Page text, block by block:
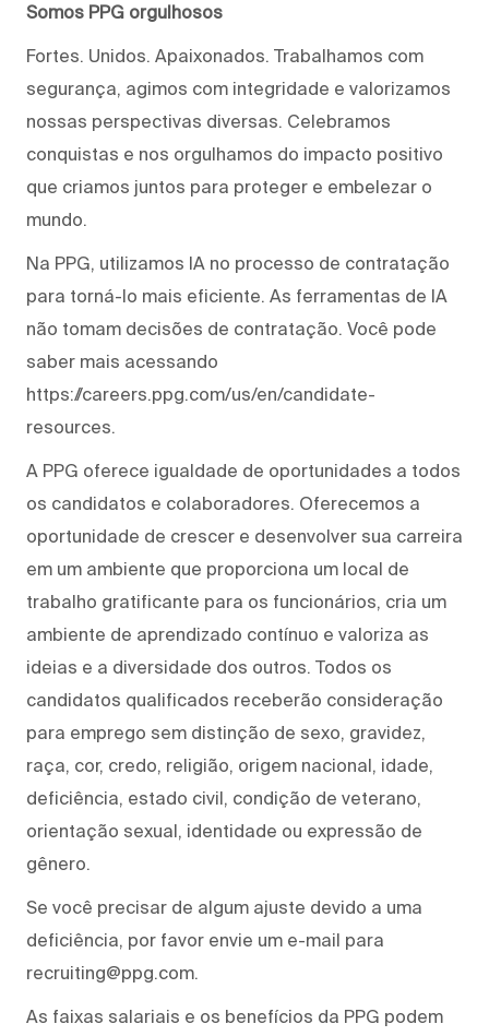
Somos PPG orgulhosos
Fortes. Unidos. Apaixonados. Trabalhamos com
segurança, agimos com integridade e valorizamos
nossas perspectivas diversas. Celebramos
conquistas e nos orgulhamos do impacto positivo
que criamos juntos para proteger e embelezar o
mundo.
Na PPG, utilizamos IA no processo de contratação
para torná-lo mais eficiente. As ferramentas de IA
não tomam decisões de contratação. Você pode
saber mais acessando
https://careers.ppg.com/us/en/candidate-
resources.
A PPG oferece igualdade de oportunidades a todos
os candidatos e colaboradores. Oferecemos a
oportunidade de crescer e desenvolver sua carreira
em um ambiente que proporciona um local de
trabalho gratificante para os funcionários, cria um
ambiente de aprendizado contínuo e valoriza as
ideias e a diversidade dos outros. Todos os
candidatos qualificados receberão consideração
para emprego sem distinção de sexo, gravidez,
raça, cor, credo, religião, origem nacional, idade,
deficiência, estado civil, condição de veterano,
orientação sexual, identidade ou expressão de
gênero.
Se você precisar de algum ajuste devido a uma
deficiência, por favor envie um e-mail para
recruiting@ppg.com.
As faixas salariais e os benefícios da PPG podem